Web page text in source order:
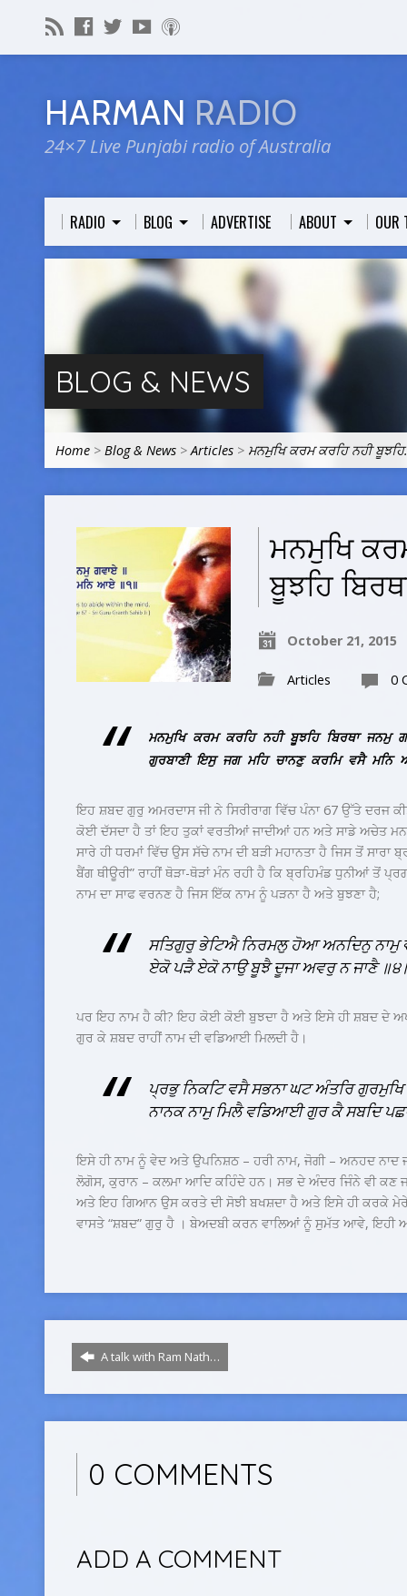
HARMAN RADIO
24×7 Live Punjabi radio of Australia
RADIO BLOG ADVERTISE ABOUT OUR
BLOG & NEWS
Home > Blog & News > Articles > ਮਨਮੁਖਿ ਕਰਮ ਕਰਹਿ ਨਹੀ
ਮਨਮੁਖਿ
ਬੂਝਹਿ
October 21, 2015
Articles 0
ਮਨਮੁਖਿ ਕਰਮ ਕਰਹਿ ਨਹੀ ਬੂਝਹਿ ਬਿਰਥਾ ਜਨਮੁ
ਗੁਰਬਾਣੀ ਇਸੁ ਜਗ ਮਹਿ ਚਾਨਣੁ ਕਰਮਿ ਵਸੈ ਮਨਿ
ਇਹ ਸ਼ਬਦ ਗੁਰੁ ਅਮਰਦਾਸ ਜੀ ਨੇ ਸਿਰੀਰਾਗ ਵਿੱਚ ਪੰਨਾ 67 ਉੱਤੇ ਦਰਜ
ਕੋਈ ਦੱਸਦਾ ਹੈ ਤਾਂ ਇਹ ਤੁਕਾਂ ਵਰਤੀਆਂ ਜਾਦੀਆਂ ਹਨ ਅਤੇ ਸਾਡੇ ਅਚੇਤ
ਸਾਰੇ ਹੀ ਧਰਮਾਂ ਵਿੱਚ ਉਸ ਸੱਚੇ ਨਾਮ ਦੀ ਬੜੀ ਮਹਾਨਤਾ ਹੈ ਜਿਸ ਤੋਂ
ਬੈਂਗ ਥੀਊਰੀ” ਰਾਹੀਂ ਥੋੜਾ-ਥੋੜਾਂ ਮੰਨ ਰਹੀ ਹੈ ਕਿ ਬ੍ਰਹਿਮੰਡ ਧੁਨੀਆਂ ਤੋਂ
ਨਾਮ ਦਾ ਸਾਫ ਵਰਨਣਹੈ ਜਿਸ ਇੱਕ ਨਾਮ ਨੂੰ ਪੜਨਾ ਹੈ ਅਤੇ ਬੁਝਣਾ ਹੈ;
ਸਤਿਗੁਰੁ ਭੇਟਿਐ ਨਿਰਮਲੁ ਹੋਆ ਅਨਦਿਨੁ ਨਾਮੁ
ਏਕੋ ਪੜੈ ਏਕੋ ਨਾਉ ਬੂਝੈ ਦੂਜਾ ਅਵਰੁ ਨ ਜਾਣੈ
ਪਰ ਇਹ ਨਾਮ ਹੈ ਕੀ? ਇਹ ਕੋਈ ਕੋਈ ਬੁਝਦਾ ਹੈ ਅਤੇ ਇਸੇ ਹੀ ਸ਼ਬਦ ਦੇ
ਗੁਰ ਕੇ ਸ਼ਬਦ ਰਾਹੀਂ ਨਾਮ ਦੀ ਵਡਿਆਈ ਮਿਲਦੀ ਹੈ।
ਪ੍ਰਭੁ ਨਿਕਟਿ ਵਸੈ ਸਭਨਾ ਘਟ ਅੰਤਰਿ ਗੁਰਮੁਖਿ
ਨਾਨਕ ਨਾਮੁ ਮਿਲੈ ਵਡਿਆਈ ਗੁਰ ਕੈ ਸਬਦਿ
ਇਸੇ ਹੀ ਨਾਮ ਨੂੰ ਵੇਦ ਅਤੇ ਉਪਨਿਸ਼ਠ – ਹਰੀ ਨਾਮ, ਜੋਗੀ – ਅਨਹਦ ਨਾਦ
ਲੋਗੋਸ, ਕੁਰਾਨ – ਕਲਮਾ ਆਦਿ ਕਹਿੰਦੇ ਹਨ। ਸਭ ਦੇ ਅੰਦਰ ਜਿੰਨੇ ਵੀ ਕਣ
ਅਤੇ ਇਹ ਗਿਆਨ ਉਸ ਕਰਤੇ ਦੀ ਸੋਝੀ ਬਖਸ਼ਦਾ ਹੈ ਅਤੇ ਇਸੇ ਹੀ ਕਰਕੇ
ਵਾਸਤੇ “ਸ਼ਬਦ” ਗੁਰੁ ਹੈ । ਬੇਅਦਬੀ ਕਰਨ ਵਾਲਿਆਂ ਨੂੰ ਸੁਮੱਤ ਆਵੇ, ਇਹੀ
A talk with Ram Nath…
0 COMMENTS
ADD A COMMENT